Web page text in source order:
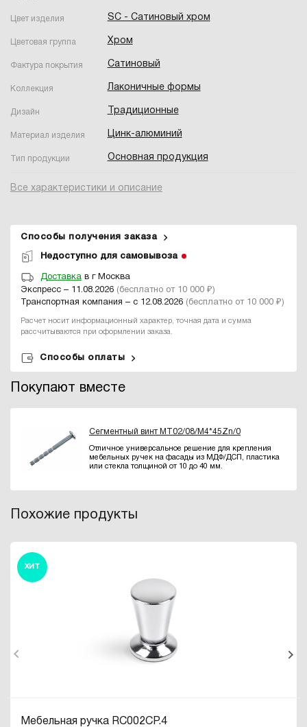
Цвет изделия SC - Сатиновый хром
Цветовая группа Хром
Фактура покрытия Сатиновый
Коллекция Лаконичные формы
Дизайн Традиционные
Материал изделия Цинк-алюминий
Тип продукции Основная продукция
Все характеристики и описание
Способы получения заказа
Недоступно для самовывоза
Доставка в г Москва
Экспресс – 11.08.2026 (бесплатно от 10 000 ₽)
Транспортная компания – с 12.08.2026 (бесплатно от 10 000 ₽)
Расчет носит информационный характер, точная дата и сумма
рассчитываются при оформлении заказа.
Способы оплаты
Покупают вместе
Сегментный винт MT02/08/M4*45Zn/0
Отличное универсальное решение для крепления
мебельных ручек на фасады из МДФ/ДСП, пластика
или стекла толщиной от 10 до 40 мм.
Похожие продукты
ХИТ
Мебельная ручка RC002CP.4